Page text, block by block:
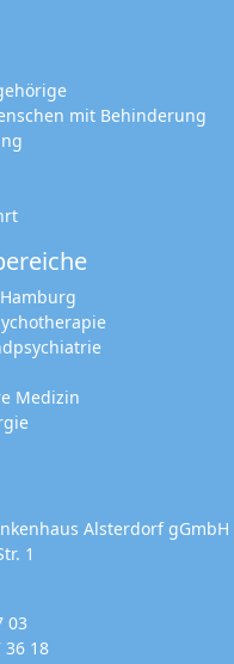
mit Behinderung
Medizin
Alsterdorf gGmbH
1
03
36 18